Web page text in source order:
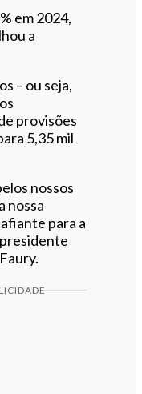
em 2024,
a
– ou seja,
provisões
5,35 mil
nossos
nossa
para a